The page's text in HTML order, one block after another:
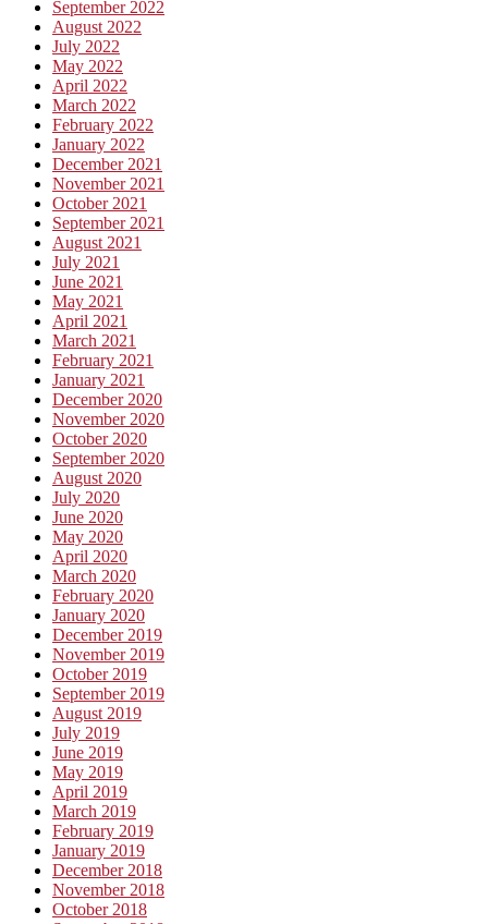
September 2022
August 2022
July 2022
May 2022
April 2022
March 2022
February 2022
January 2022
December 2021
November 2021
October 2021
September 2021
August 2021
July 2021
June 2021
May 2021
April 2021
March 2021
February 2021
January 2021
December 2020
November 2020
October 2020
September 2020
August 2020
July 2020
June 2020
May 2020
April 2020
March 2020
February 2020
January 2020
December 2019
November 2019
October 2019
September 2019
August 2019
July 2019
June 2019
May 2019
April 2019
March 2019
February 2019
January 2019
December 2018
November 2018
October 2018